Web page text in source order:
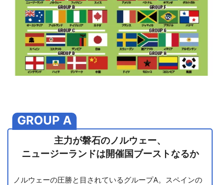
GROUP A
主力が磐石のノルウェー、
ニュージーランドは開催国ブーストなるか
ノルウェーの圧勝と目されているグループA。スペインの